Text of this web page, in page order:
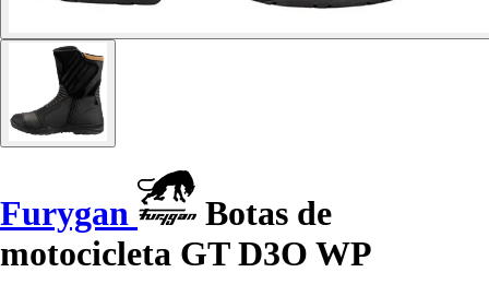
Furygan
Botas de
motocicleta GT D3O WP